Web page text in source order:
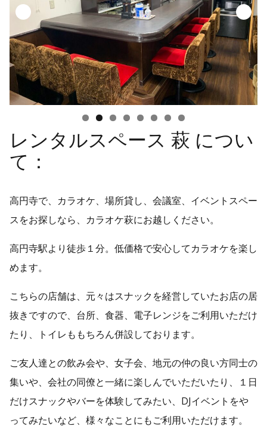
レンタルスペース 萩 につい
て：
高円寺で、カラオケ、場所貸し、会議室、イベントスペー
スをお探しなら、カラオケ萩にお越しください。
高円寺駅より徒歩１分。低価格で安心してカラオケを楽し
めます。
こちらの店舗は、元々はスナックを経営していたお店の居
抜きですので、台所、食器、電子レンジをご利用いただけ
たり、トイレももちろん併設しております。
ご友人達との飲み会や、女子会、地元の仲の良い方同士の
集いや、会社の同僚と一緒に楽しんでいただいたり、１日
だけスナックやバーを体験してみたい、DJイベントをや
ってみたいなど、様々なことにもご利用いただけます。